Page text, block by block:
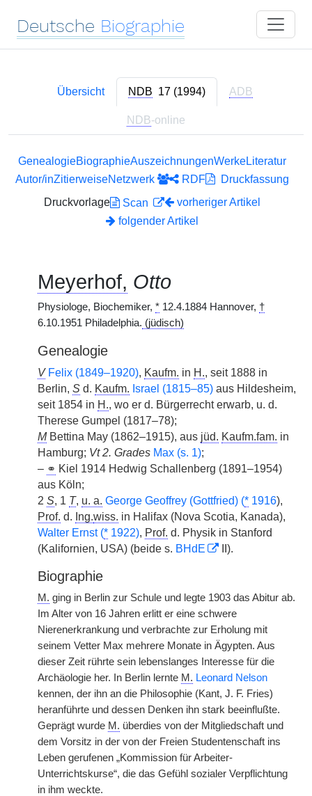
Deutsche Biographie
Übersicht NDB 17 (1994) ADB
NDB-online
GenealogieBiographieAuszeichnungenWerkeLiteratur
Autor/inZitierweiseNetzwerk RDF
Druckfassung
Druckvorlage
Scan
vorheriger Artikel
folgender Artikel
Meyerhof, Otto
Physiologe, Biochemiker, * 12.4.1884 Hannover, †
6.10.1951 Philadelphia. (jüdisch)
Genealogie
V Felix (1849–1920), Kaufm. in H., seit 1888 in
Berlin, S d. Kaufm. Israel (1815–85) aus Hildesheim,
seit 1854 in H., wo er d. Bürgerrecht erwarb, u. d.
Therese Gumpel (1817–78);
MBettina May (1862–1915), aus jüd. Kaufm.fam. in
Hamburg; Vt 2. Grades Max (s. 1);
– ⚭ Kiel 1914 Hedwig Schallenberg (1891–1954)
aus Köln;
2 S, 1 T, u. a. George Geoffrey (Gottfried) (* 1916),
Prof. d. Ing.wiss. in Halifax (Nova Scotia, Kanada),
Walter Ernst (* 1922), Prof. d. Physik in Stanford
(Kalifornien, USA) (beide s. BHdE II).
Biographie
M. ging in Berlin zur Schule und legte 1903 das Abitur ab.
Im Alter von 16 Jahren erlitt er eine schwere
Nierenerkrankung und verbrachte zur Erholung mit
seinem Vetter Max mehrere Monate in Ägypten. Aus
dieser Zeit rührte sein lebenslanges Interesse für die
Archäologie her. In Berlin lernte M. Leonard Nelson
kennen, der ihn an die Philosophie (Kant, J. F. Fries)
heranführte und dessen Denken ihn stark beeinflußte.
Geprägt wurde M. überdies von der Mitgliedschaft und
dem Vorsitz in der von der Freien Studentenschaft ins
Leben gerufenen „Kommission für Arbeiter-
Unterrichtskurse“, die das Gefühl sozialer Verpflichtung
in ihm weckte.